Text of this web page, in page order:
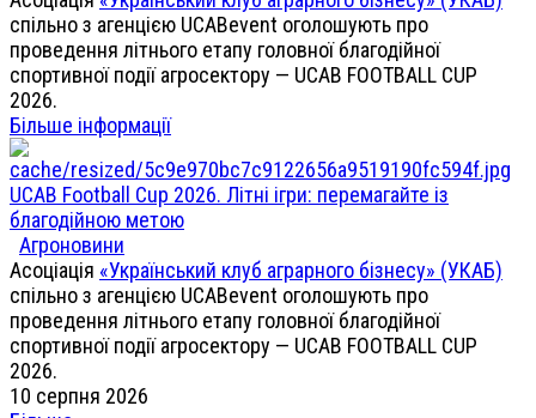
спільно з агенцією UCABevent оголошують про
проведення літнього етапу головної благодійної
спортивної події агросектору — UCAB FOOTBALL CUP
2026.
Більше інформації
UCAB Football Cup 2026. Літні ігри: перемагайте із
благодійною метою
Агроновини
Асоціація «Український клуб аграрного бізнесу» (УКАБ)
спільно з агенцією UCABevent оголошують про
проведення літнього етапу головної благодійної
спортивної події агросектору — UCAB FOOTBALL CUP
2026.
10 серпня 2026